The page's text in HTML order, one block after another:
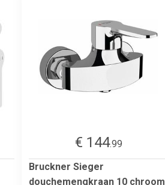
€ 144.99
Bruckner Sieger
douchemengkraan 10 chroom